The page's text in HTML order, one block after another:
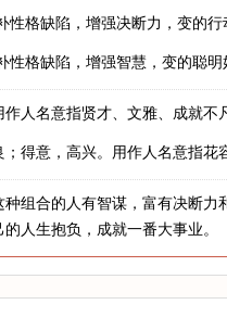
性格缺陷，增强决断力，变的行
性格缺陷，增强智慧，变的聪明
人名意指贤才、文雅、成就不
得意，高兴。用作人名意指花
组合的人有智谋，富有决断
人生抱负，成就一番大事业。